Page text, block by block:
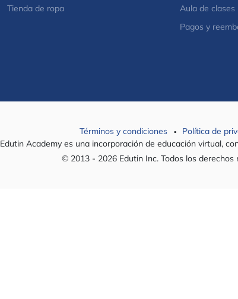
Tienda de ropa
Aula de clases
Pagos y
Términos y condiciones .
Política de
Edutin Academy es una incorporación de educación virtual,
© 2013 - 2026 Edutin Inc. Todos los derechos